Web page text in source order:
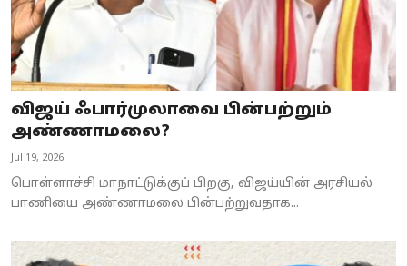
விஜய் ஃபார்முலாவை பின்பற்றும்
அண்ணாமலை?
Jul 19, 2026
பொள்ளாச்சி மாநாட்டுக்குப் பிறகு, விஜய்யின் அரசியல்
பாணியை அண்ணாமலை பின்பற்றுவதாக...